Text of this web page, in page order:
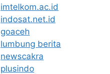
imtelkom.ac.id
indosat.net.id
goaceh
lumbung berita
newscakra
plusindo